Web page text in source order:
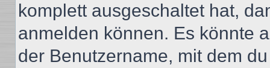
komplett ausgeschaltet hat,
anmelden können. Es könnte
der Benutzername, mit dem